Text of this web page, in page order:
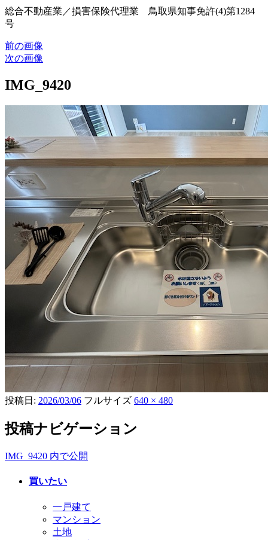
総合不動産業／損害保険代理業 鳥取県知事免許(4)第1284
号
前の画像
次の画像
IMG_9420
投稿日: 2026/03/06 フルサイズ 640 × 480
投稿ナビゲーション
IMG_9420 内で公開
買いたい
一戸建て
マンション
土地